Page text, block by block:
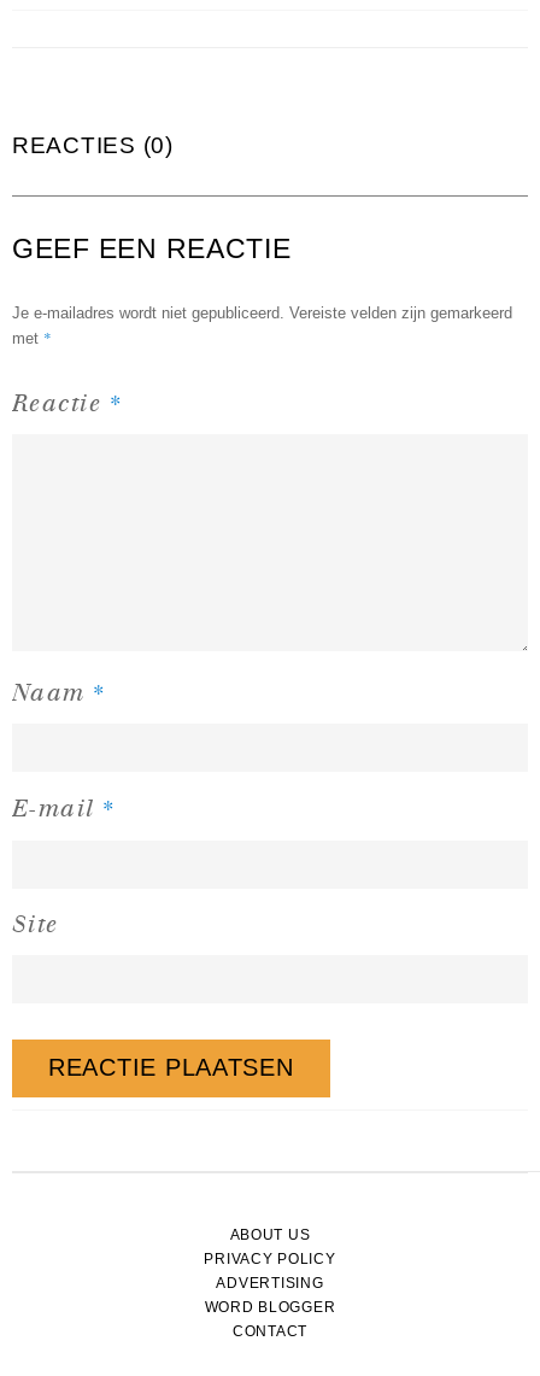
REACTIES (0)
GEEF EEN REACTIE
Je e-mailadres wordt niet gepubliceerd. Vereiste velden zijn gemarkeerd
met *
Reactie *
Naam *
E-mail *
Site
ABOUT US
PRIVACY POLICY
ADVERTISING
WORD BLOGGER
CONTACT